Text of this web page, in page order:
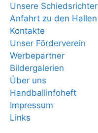
Unsere Schiedsrichter
Anfahrt zu den Hallen
Kontakte
Unser Förderverein
Werbepartner
Bildergalerien
Über uns
Handballinfoheft
Impressum
Links